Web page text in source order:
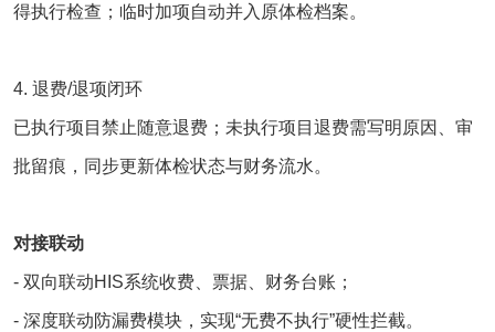
得执行检查；临时加项自动并入原体检档案。
4. 退费/退项闭环
已执行项目禁止随意退费；未执行项目退费需写明原因、审
批留痕，同步更新体检状态与财务流水。
对接联动
- 双向联动HIS系统收费、票据、财务台账；
- 深度联动防漏费模块，实现“无费不执行”硬性拦截。